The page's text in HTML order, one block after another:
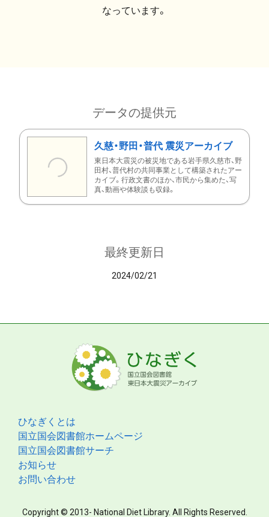
なっています。
データの提供元
久慈・野田・普代 震災アーカイブ
東日本大震災の被災地である岩手県久慈市、野
田村、普代村の共同事業として構築されたアー
カイブ。行政文書のほか、市民から集めた、写
真、動画や体験談も収録。
最終更新日
2024/02/21
ひなぎくとは
国立国会図書館ホームページ
国立国会図書館サーチ
お知らせ
お問い合わせ
Copyright © 2013- National Diet Library. All Rights Reserved.